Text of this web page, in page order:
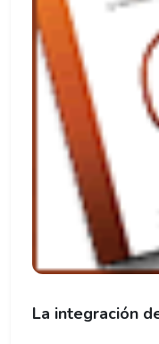
La integración